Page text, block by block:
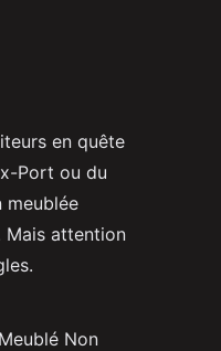
en quête
Port ou du
meublée
attention
Non